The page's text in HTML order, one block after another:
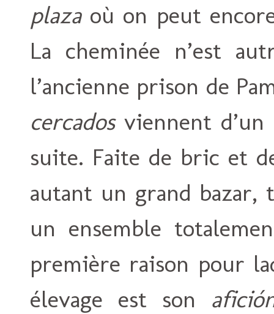
plazaoù on peut
La cheminée n’est
l’ancienne prison de
cercadosviennent d’un
suite. Faite de bric et
autant un grand bazar,
un ensemble
première raison pour
élevage est son